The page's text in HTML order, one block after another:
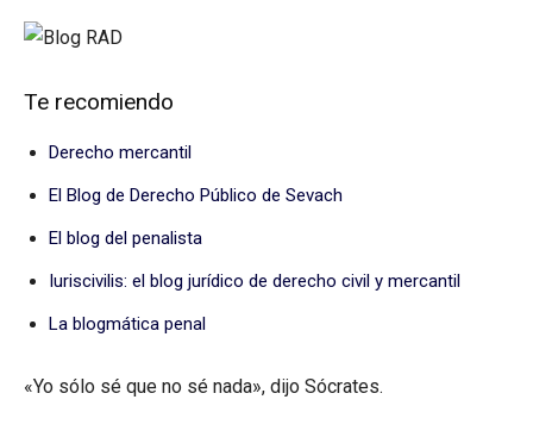
Te recomiendo
Derecho mercantil
El Blog de Derecho Público de Sevach
El blog del penalista
Iuriscivilis: el blog jurídico de derecho civil y mercantil
La blogmática penal
«Yo sólo sé que no sé nada», dijo Sócrates.